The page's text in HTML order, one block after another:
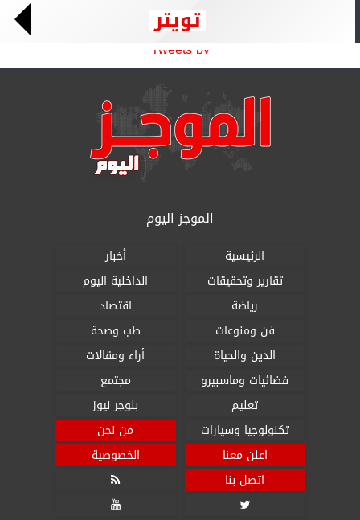
تويتر
Tweets by
الموجز اليوم
الرئيسية
أخبار
تقارير وتحقيقات
الداخلية اليوم
رياضة
اقتصاد
فن ومنوعات
طب وصحة
الدين والحياة
أراء ومقالات
فضائيات وماسبيرو
مجتمع
تعليم
بلوجر نيوز
تكنولوجيا وسيارات
من نحن
اعلن معنا
الخصوصية
اتصل بنا


